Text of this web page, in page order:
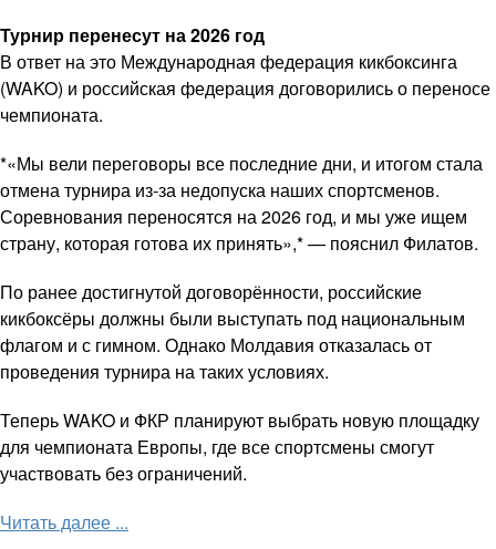
Турнир перенесут на 2026 год
В ответ на это Международная федерация кикбоксинга
(WAKO) и российская федерация договорились о переносе
чемпионата.
*«Мы вели переговоры все последние дни, и итогом стала
отмена турнира из-за недопуска наших спортсменов.
Соревнования переносятся на 2026 год, и мы уже ищем
страну, которая готова их принять»,* — пояснил Филатов.
По ранее достигнутой договорённости, российские
кикбоксёры должны были выступать под национальным
флагом и с гимном. Однако Молдавия отказалась от
проведения турнира на таких условиях.
Теперь WAKO и ФКР планируют выбрать новую площадку
для чемпионата Европы, где все спортсмены смогут
участвовать без ограничений.
Читать далее ...